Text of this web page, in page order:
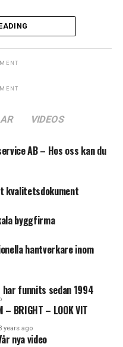
0 0
0
vote
delen av Skåne och har
eller så kallade
vi inte själva utför,
några riktigt bra
att vi alltid kan
med flera olika företag
VIDEOS
AB – Hos oss kan du
kvalitetsdokument
byggfirma
hantverkare inom
har funnits sedan 1994
– BRIGHT – LOOK VIT
years ago
nya video